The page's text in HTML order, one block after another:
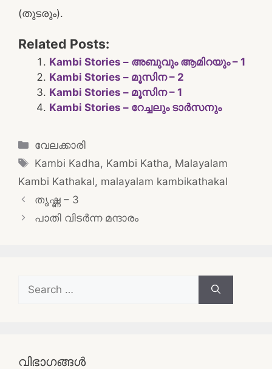
(തുടരും).
Related Posts:
Kambi Stories – അബുവും ആമിറയും – 1
Kambi Stories – മൂസിന – 2
Kambi Stories – മൂസിന – 1
Kambi Stories – റേച്ചലും ടാർസനും
Categories
വേലക്കാരി
Tags
Kambi Kadha, Kambi Katha, Malayalam
Kambi Kathakal, malayalam kambikathakal
Post
navigation
തൃഷ്ണ – 3
പാതി വിടർന്ന മന്ദാരം
Search
for:
വിഭാഗങ്ങൾ